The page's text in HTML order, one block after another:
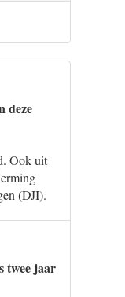
deze
Ook uit
(DJI).
twee jaar